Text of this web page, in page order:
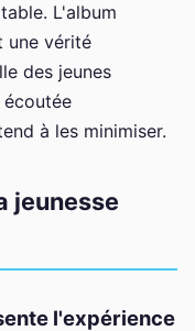
L'album
une vérité
des jeunes
à les minimiser.
jeunesse
l'expérience